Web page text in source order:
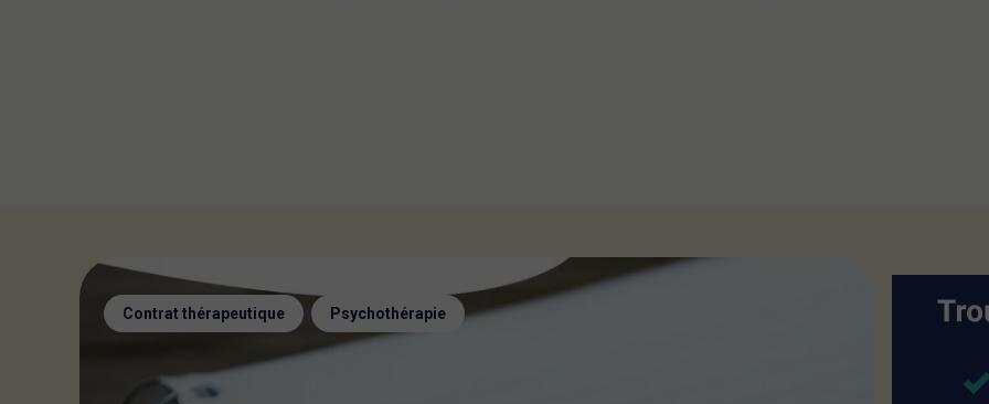
Contrat thérapeutique , Psychothérapie